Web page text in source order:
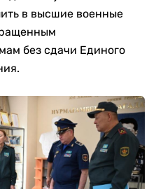
в высшие военные
без сдачи Единого